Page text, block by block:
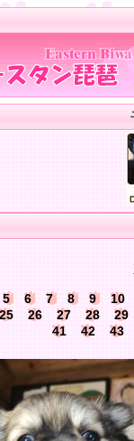
5 6 7 8 9
10
25 26 27 28
29
41
42 43